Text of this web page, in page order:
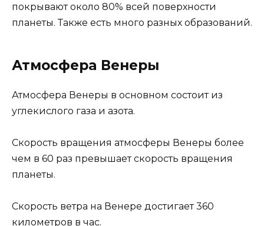
покрывают около 80% всей поверхности
планеты. Также есть много разных образований.
Атмосфера Венеры
Атмосфера Венеры в основном состоит из
углекислого газа и азота.
Скорость вращения атмосферы Венеры более
чем в 60 раз превышает скорость вращения
планеты.
Скорость ветра на Венере достигает 360
километров в час.